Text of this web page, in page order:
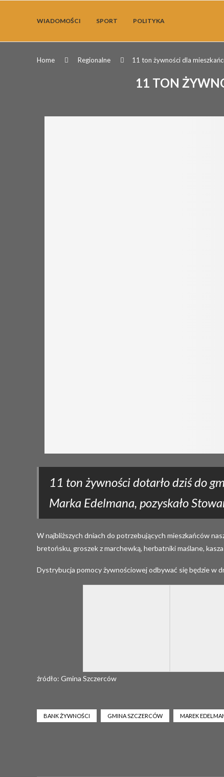
WIADOMOŚCI SPORT POLITYKA
Home Regionalne 11 ton żywności dla
11 TON
11 ton żywności dotarło dziś do
Marka Edelmana, pozyskało
W najbliższych dniach do potrzebujących mieszkańców
bretońsku, groszek z marchewką, herbatniki maślane,
Dystrybucja pomocy żywnościowej odbywać się będzie w
źródło: Gmina Szczerców
BANK ŻYWNOŚCI GMINA SZCZERCÓW MAREK